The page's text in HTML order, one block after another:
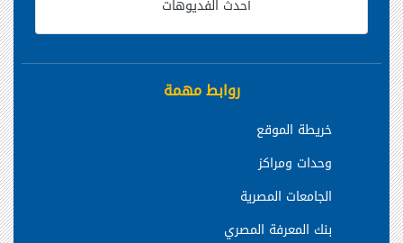
أحدث الفديوهات
روابط مهمة
خريطة الموقع
وحدات ومراكز
الجامعات المصرية
بنك المعرفة المصري